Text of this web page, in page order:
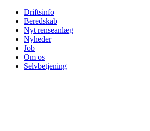
Driftsinfo
Beredskab
Nyt renseanlæg
Nyheder
Job
Om os
Selvbetjening